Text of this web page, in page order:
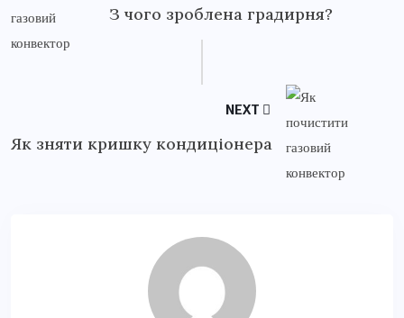
З чого зроблена градирня?
NEXT
Як зняти кришку кондиціонера